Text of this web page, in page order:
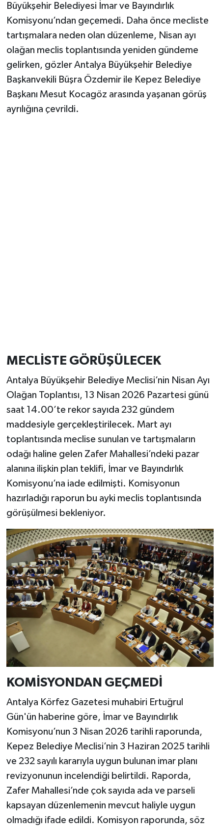
Büyükşehir Belediyesi İmar ve Bayındırlık
Komisyonu’ndan geçemedi. Daha önce mecliste
tartışmalara neden olan düzenleme, Nisan ayı
olağan meclis toplantısında yeniden gündeme
gelirken, gözler Antalya Büyükşehir Belediye
Başkanvekili Büşra Özdemir ile Kepez Belediye
Başkanı Mesut Kocagöz arasında yaşanan görüş
ayrılığına çevrildi.
MECLİSTE GÖRÜŞÜLECEK
Antalya Büyükşehir Belediye Meclisi’nin Nisan Ayı
Olağan Toplantısı, 13 Nisan 2026 Pazartesi günü
saat 14.00’te rekor sayıda 232 gündem
maddesiyle gerçekleştirilecek. Mart ayı
toplantısında meclise sunulan ve tartışmaların
odağı haline gelen Zafer Mahallesi’ndeki pazar
alanına ilişkin plan teklifi, İmar ve Bayındırlık
Komisyonu’na iade edilmişti. Komisyonun
hazırladığı raporun bu ayki meclis toplantısında
görüşülmesi bekleniyor.
KOMİSYONDAN GEÇMEDİ
Antalya Körfez Gazetesi muhabiri Ertuğrul
Gün'ün haberine göre, İmar ve Bayındırlık
Komisyonu’nun 3 Nisan 2026 tarihli raporunda,
Kepez Belediye Meclisi’nin 3 Haziran 2025 tarihli
ve 232 sayılı kararıyla uygun bulunan imar planı
revizyonunun incelendiği belirtildi. Raporda,
Zafer Mahallesi’nde çok sayıda ada ve parseli
kapsayan düzenlemenin mevcut haliyle uygun
olmadığı ifade edildi. Komisyon raporunda, söz